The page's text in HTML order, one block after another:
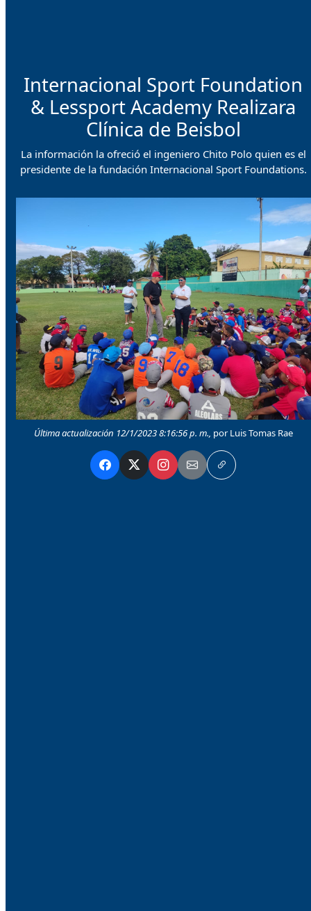
Internacional Sport Foundation
& Lessport Academy Realizara
Clínica de Beisbol
La información la ofreció el ingeniero Chito Polo quien es el
presidente de la fundación Internacional Sport Foundations.
Última actualización 12/1/2023 8:16:56 p. m., por Luis Tomas Rae